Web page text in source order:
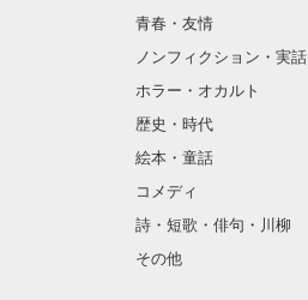
青春・友情
ノンフィクション・実話
ホラー・オカルト
歴史・時代
絵本・童話
コメディ
詩・短歌・俳句・川柳
その他